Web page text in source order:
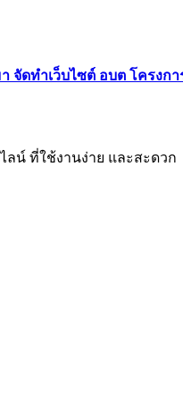
า จัดทําเว็บไซต์ อบต โครงกา
ลน์ ที่ใช้งานง่าย และสะดวก